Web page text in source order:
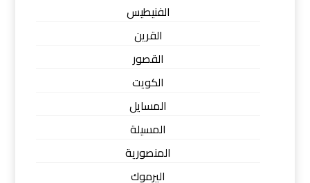
الفنيطيس
القرين
القصور
الكويت
المسايل
المسيلة
المنصورية
اليرموك